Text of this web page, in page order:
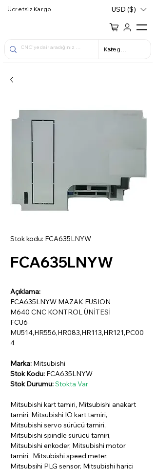
Ücretsiz Kargo USD ($)
Stok kodu: FCA635LNYW
FCA635LNYW
Açıklama:
FCA635LNYW MAZAK FUSION
M640 CNC KONTROL ÜNİTESİ
FCU6-
MU514,HR556,HR083,HR113,HR121,PC00
4
Marka: Mitsubishi
Stok Kodu: FCA635LNYW
Stok Durumu:Stokta Var
Mitsubishi kart tamiri, Mitsubishi anakart
tamiri, Mitsubishi IO kart tamiri,
Mitsubishi servo sürücü tamiri,
Mitsubishi spindle sürücü tamiri,
Mitsubishi enkoder, Mitsubishi motor
tamiri, Mitsubishi speed meter,
Mitsubsihi PLG sensor, Mitsubishi harici